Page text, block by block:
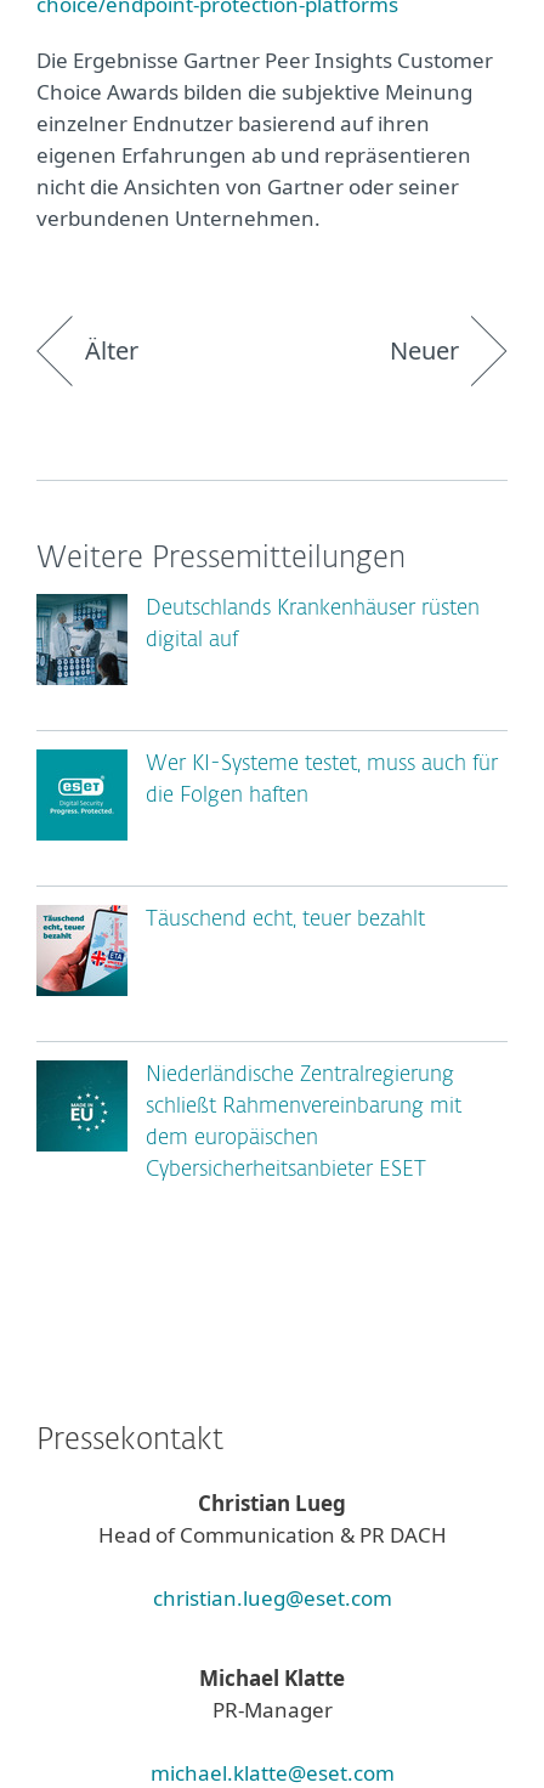
Die Ergebnisse Gartner Peer Insights Customer
Choice Awards bilden die subjektive Meinung
einzelner Endnutzer basierend auf ihren
eigenen Erfahrungen ab und repräsentieren
nicht die Ansichten von Gartner oder seiner
verbundenen Unternehmen.
Älter Neuer
Weitere Pressemitteilungen
Deutschlands Krankenhäuser rüsten
digital auf
Wer KI-Systeme testet, muss auch für
die Folgen haften
Täuschend echt, teuer bezahlt
Niederländische Zentralregierung
schließt Rahmenvereinbarung mit
dem europäischen
Cybersicherheitsanbieter ESET
Pressekontakt
Christian Lueg
Head of Communication & PR DACH
christian.lueg@eset.com
Michael Klatte
PR-Manager
michael.klatte@eset.com